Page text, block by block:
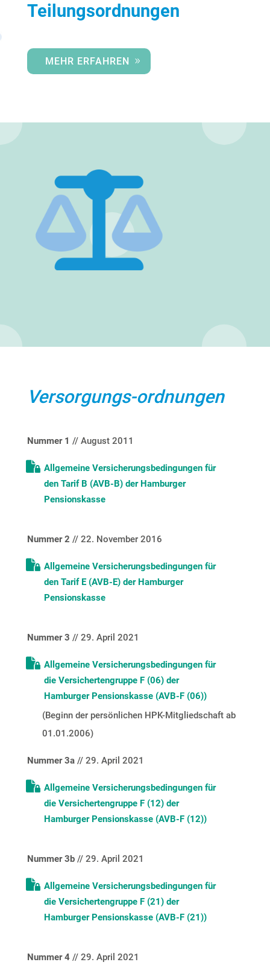
Teilungsordnungen
MEHR ERFAHREN
Versorgungs-ordnungen
Nummer 1 // August 2011
Allgemeine Versicherungsbedingungen für
den Tarif B (AVB-B) der Hamburger
Pensionskasse
Nummer 2 // 22. November 2016
Allgemeine Versicherungsbedingungen für
den Tarif E (AVB-E) der Hamburger
Pensionskasse
Nummer 3 // 29. April 2021
Allgemeine Versicherungsbedingungen für
die Versichertengruppe F (06) der
Hamburger Pensionskasse (AVB-F (06))
(Beginn der persönlichen HPK-Mitgliedschaftab
01.01.2006)
Nummer 3a// 29. April 2021
Allgemeine Versicherungsbedingungen für
die Versichertengruppe F (12) der
Hamburger Pensionskasse (AVB-F (12))
Nummer 3b// 29. April 2021
Allgemeine Versicherungsbedingungen für
die Versichertengruppe F (21) der
Hamburger Pensionskasse (AVB-F (21))
Nummer 4// 29. April 2021